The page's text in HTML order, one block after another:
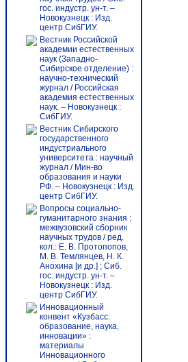
гос. индустр. ун-т. –
Новокузнецк : Изд.
центр СибГИУ.
Вестник Российской
академии естественных
наук (Западно-
Сибирское отделение) :
научно-технический
журнал / Российская
академия естественных
наук. – Новокузнецк :
СибГИУ.
Вестник Сибирского
государственного
индустриального
университета : научный
журнал / Мин-во
образования и науки
РФ. – Новокузнецк : Изд.
центр СибГИУ.
Вопросы социально-
гуманитарного знания :
межвузовский сборник
научных трудов / ред.
кол.: Е. В. Протопопов,
М. В. Темлянцев, Н. К.
Анохина [и др.] ; Сиб.
гос. индустр. ун-т. –
Новокузнецк : Изд.
центр СибГИУ.
Инновационный
конвент «Кузбасс:
образование, наука,
инновации» :
материалы
Инновационного